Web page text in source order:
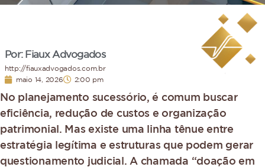
Por: Fiaux Advogados
http://fiauxadvogados.com.br
maio 14, 2026
2:00 pm
No planejamento sucessório, é comum buscar
eficiência, redução de custos e organização
patrimonial. Mas existe uma linha tênue entre
estratégia legítima e estruturas que podem gerar
questionamento judicial. A chamada “doação em